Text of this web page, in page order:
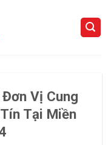
Vị Cung
Tại Miền